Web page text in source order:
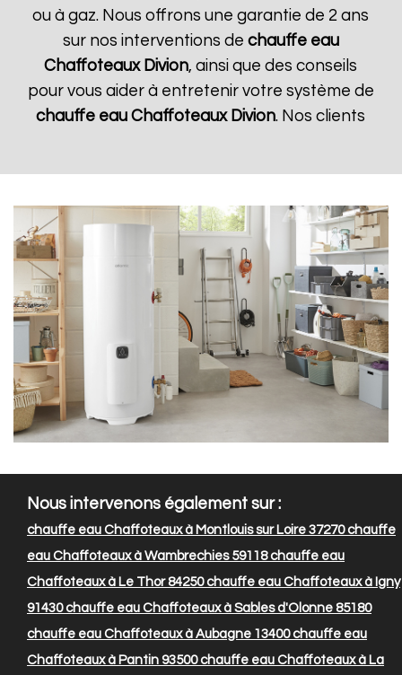
ou à gaz. Nous offrons une garantie de 2 ans
sur nos interventions de chauffe eau
Chaffoteaux Divion, ainsi que des conseils
pour vous aider à entretenir votre système de
chauffe eau Chaffoteaux Divion. Nos clients
Nous intervenons également sur :
chauffe eau Chaffoteaux à Montlouis sur Loire 37270chauffe
eau Chaffoteaux à Wambrechies 59118chauffe eau
Chaffoteaux à Le Thor 84250chauffe eau Chaffoteaux à Igny
91430chauffe eau Chaffoteaux à Sables d'Olonne 85180
chauffe eau Chaffoteaux à Aubagne 13400chauffe eau
Chaffoteaux à Pantin 93500chauffe eau Chaffoteaux à La